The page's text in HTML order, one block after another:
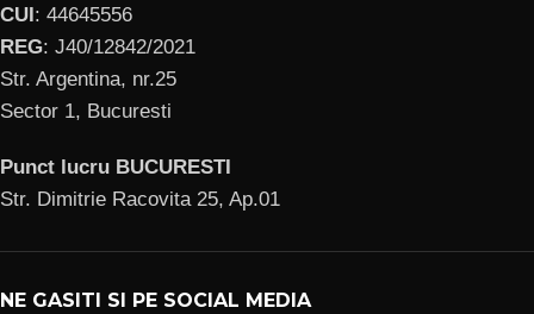
CUI: 44645556
REG: J40/12842/2021
Str. Argentina, nr.25
Sector 1, Bucuresti
Punct lucru BUCURESTI
Str. Dimitrie Racovita 25, Ap.01
NE GASITI SI PE SOCIAL MEDIA